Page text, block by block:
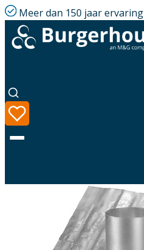
Meer dan 150 jaar ervaring
Assortiment